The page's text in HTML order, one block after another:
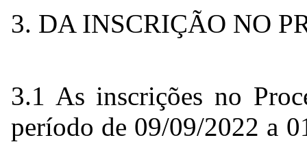
3. DA INSCRIÇÃO NO
3.1 As inscrições no
período de 09/09/2022 a